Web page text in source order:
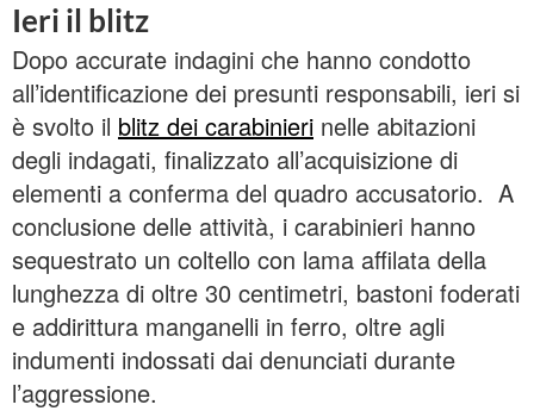
Ieri il blitz
Dopo accurate indagini che hanno condotto
all’identificazione dei presunti responsabili, ieri si
è svolto il blitz dei carabinieri nelle abitazioni
degli indagati, finalizzato all’acquisizione di
elementi a conferma del quadro accusatorio. A
conclusione delle attività, i carabinieri hanno
sequestrato un coltello con lama affilata della
lunghezza di oltre 30 centimetri, bastoni foderati
e addirittura manganelli in ferro, oltre agli
indumenti indossati dai denunciati durante
l’aggressione.